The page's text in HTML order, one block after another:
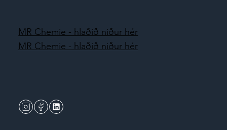
MR Chemie - hlaðið niður hér
MR Chemie - hlaðið niður hér